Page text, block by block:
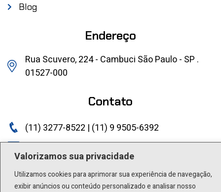
Valorizamos sua privacidade
Utilizamos cookies para aprimorar sua experiência de navegação,
exibir anúncios ou conteúdo personalizado e analisar nosso
Blog
Endereço
Rua Scuvero, 224 - Cambuci São Paulo - SP .
01527-000
Contato
(11) 3277-8522 | (11) 9 9505-6392
lactea@lactea.com.br
Social